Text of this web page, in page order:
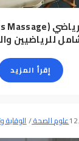
للرياضيين
إقرأ المزيد
علوم الصحة/الوقاية